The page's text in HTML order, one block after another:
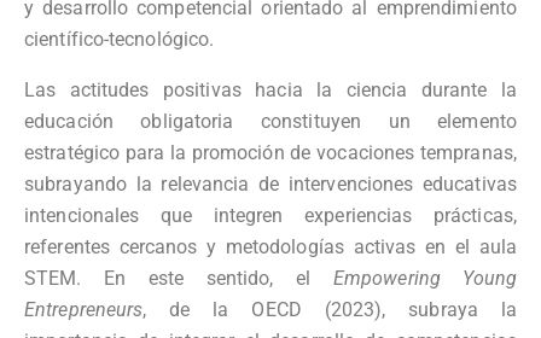
y desarrollo competencial orientado al emprendimiento
científico-tecnológico.
Las actitudes positivas hacia la ciencia durante la
educación obligatoria constituyen un elemento
estratégico para la promoción de vocaciones tempranas,
subrayando la relevancia de intervenciones educativas
intencionales que integren experiencias prácticas,
referentes cercanos y metodologías activas en el aula
STEM. En este sentido, el Empowering Young
Entrepreneurs, de la OECD (2023), subraya la